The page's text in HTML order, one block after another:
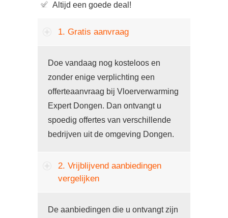
Altijd een goede deal!
1. Gratis aanvraag
Doe vandaag nog kosteloos en
zonder enige verplichting een
offerteaanvraag bij Vloerverwarming
Expert Dongen. Dan ontvangt u
spoedig offertes van verschillende
bedrijven uit de omgeving Dongen.
2. Vrijblijvend aanbiedingen
vergelijken
De aanbiedingen die u ontvangt zijn